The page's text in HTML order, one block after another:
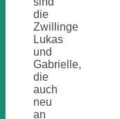
die
Zwillinge
Lukas
und
Gabrielle,
die
auch
neu
an